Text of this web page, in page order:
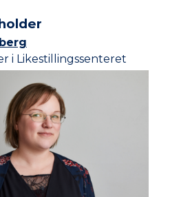
i Likestillingssenteret